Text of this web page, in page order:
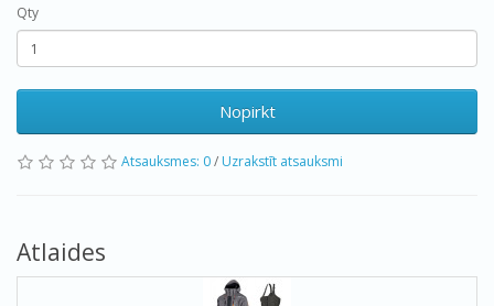
Qty
Nopirkt
Atsauksmes: 0/ Uzrakstīt atsauksmi
Atlaides